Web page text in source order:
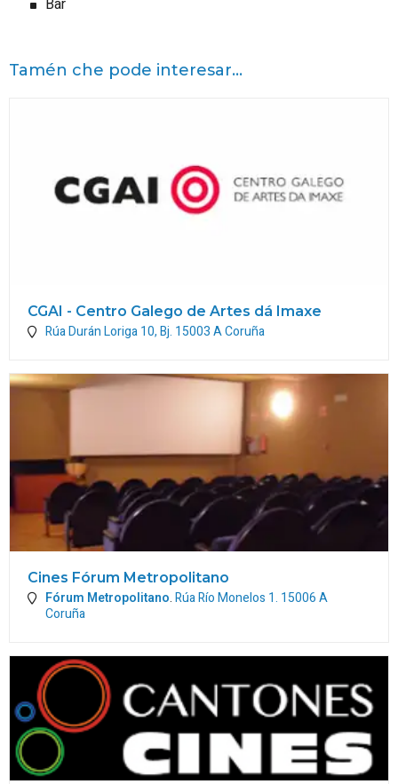
Bar
Tamén che pode interesar...
CGAI - Centro Galego de Artes dá Imaxe
Rúa Durán Loriga 10, Bj. 15003A Coruña
Cines Fórum Metropolitano
Fórum Metropolitano.Rúa Río Monelos 1. 15006A
Coruña